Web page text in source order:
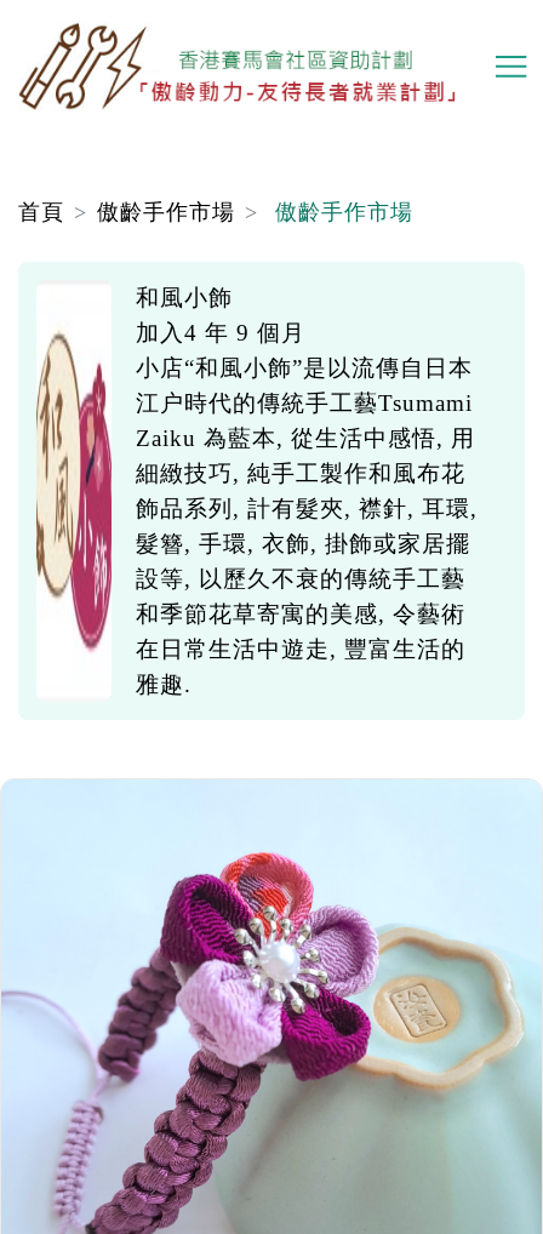
主
內
首頁 傲齡手作市場 傲齡手作市場
和風小飾
加入4 年 9 個月
小店“和風小飾”是以流傳自日本
江户時代的傳統手工藝Tsumami
Zaiku 為藍本, 從生活中感悟, 用
細緻技巧, 純手工製作和風布花
飾品系列, 計有髮夾, 襟針, 耳環,
髮簪, 手環, 衣飾, 掛飾或家居擺
設等, 以歷久不衰的傳統手工藝
和季節花草寄寓的美感, 令藝術
在日常生活中遊走, 豐富生活的
雅趣.